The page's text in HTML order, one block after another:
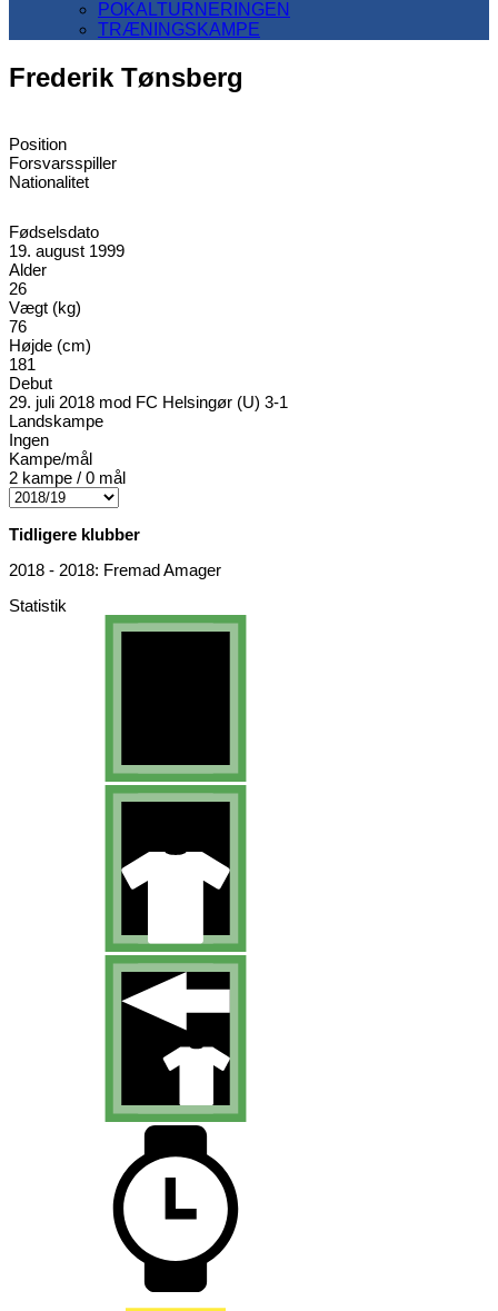
POKALTURNERINGEN
TRÆNINGSKAMPE
Frederik Tønsberg
Position
Forsvarsspiller
Nationalitet
Fødselsdato
19. august 1999
Alder
26
Vægt (kg)
76
Højde (cm)
181
Debut
29. juli 2018 mod FC Helsingør (U) 3-1
Landskampe
Ingen
Kampe/mål
2 kampe / 0 mål
Tidligere klubber
2018 - 2018: Fremad Amager
Statistik